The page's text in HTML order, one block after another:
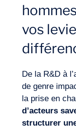
Missions
vos
De la R&D à
de genre
la prise en
d’acteurs
structurer